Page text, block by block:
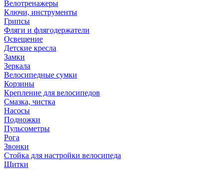
Велотренажеры
Ключи, инструменты
Грипсы
Фляги и флягодержатели
Освещение
Детские кресла
Замки
Зеркала
Велосипедные сумки
Корзины
Крепление для велосипедов
Смазка, чистка
Насосы
Подножки
Пульсометры
Рога
Звонки
Стойка для настройки велосипеда
Щитки